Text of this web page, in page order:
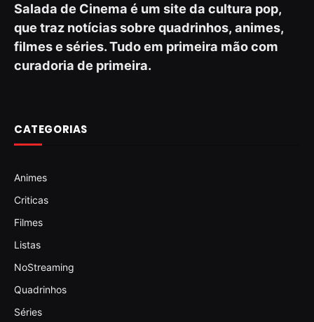
Salada de Cinema é um site da cultura pop,
que traz notícias sobre quadrinhos, animes,
filmes e séries. Tudo em primeira mão com
curadoria de primeira.
CATEGORIAS
Animes
Criticas
Filmes
Listas
NoStreaming
Quadrinhos
Séries